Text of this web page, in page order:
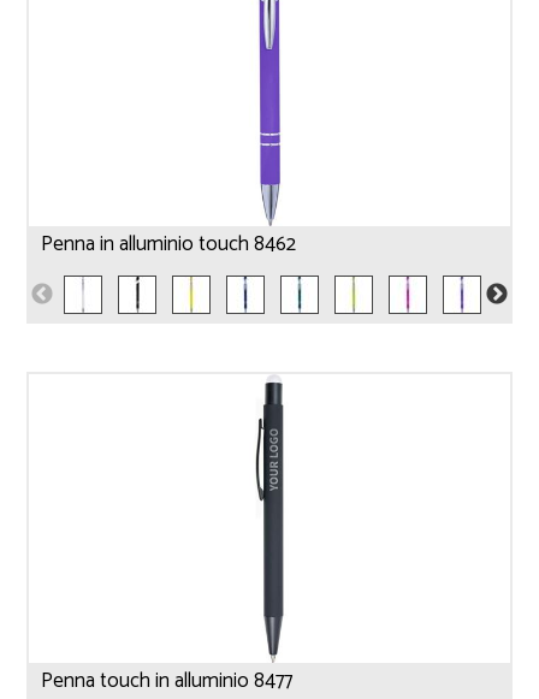
Penna in alluminio touch 8462
Penna touch in alluminio 8477